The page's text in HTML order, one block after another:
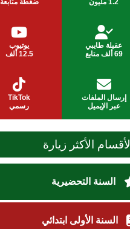
عقيلة طايبي
69 ألف متابع
يوتيوب
12.5 ألف
إرسال الملفات
عبر الإيميل
TikTok
رسمي
الأقسام الأكثر زيارة
السنة التحضيرية
السنة الأولى ابتدائي